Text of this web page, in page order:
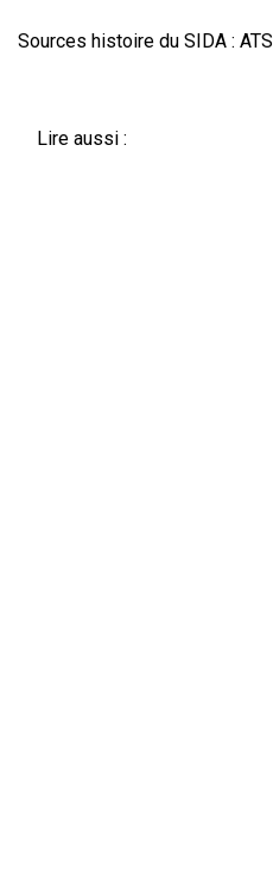
Sources histoire du SIDA : ATS
Lire aussi :